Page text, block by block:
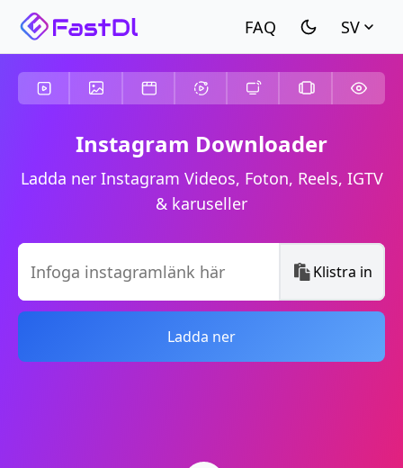
SV
Instagram Downloader
Ladda ner Instagram Videos, Foton, Reels, IGTV
& karuseller
Klistra in
Ladda ner